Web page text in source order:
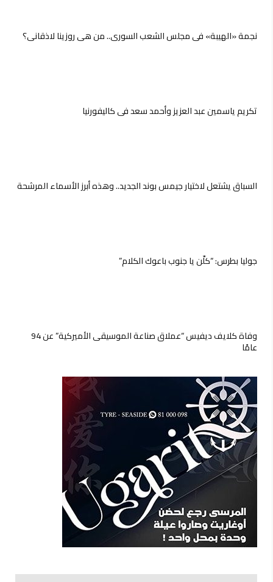
نجمة «الهيبة» في مجلس الشعب السوري.. من هي روزينا لاذقاني؟
تكريم ياسمين عبد العزيز وأحمد سعد فى كاليفورنيا
السباق يشتعل لاختيار جيمس بوند الجديد.. وهذه أبرز الأسماء المرشحة
جوليا بطرس: “كلّن يا جنوب باعوك الكلام”
وفاة كلايف ديفيس “عملاق صناعة الموسيقى الأميركية” عن 94
عامًا